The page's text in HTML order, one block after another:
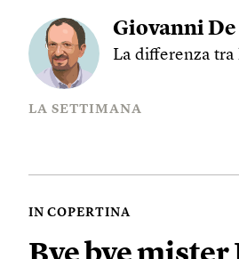
Giovanni
La differenza tra
LA SETTIMANA
IN COPERTINA